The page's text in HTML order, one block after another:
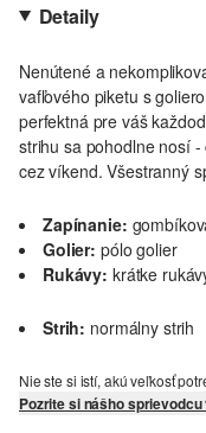
Detaily
Nenútené a
vafľového piketu s
perfektná pre váš
strihu sa pohodlne nosí
cez víkend. Všestranný
Zapínanie:
Golier: pólo golier
Rukávy: krátke
Strih: normálny strih
Nie ste si istí, akú veľkosť
Pozrite si nášho